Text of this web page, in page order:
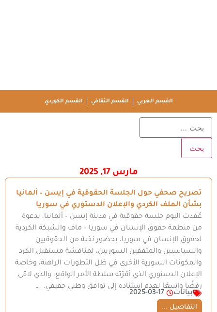
القسم العربي القسم الثقافي القسم الكوردي
مارس 17, 2025
تصريح صحفي حول الجلسة الحقوقية في إيسن – ألمانيا
بشأن الملف الكردي والإعلان الدستوري في سوريا
عُقدت اليوم جلسة حقوقية في مدينة إيسن – ألمانيا، بدعوة
من منظمة حقوق الإنسان في سوريا – ماف والشبكة الكردية
لحقوق الإنسان في سوريا، بحضور نخبة من الحقوقيين
والسياسيين والمثقفين السوريين، لمناقشة مستقبل الكرد
والمكونات السورية الأخرى في ظل التطورات الراهنة، وخاصة
الإعلان الدستوري الذي أقرّته سلطة الأمر الواقع، والذي لاقى
رفضًا واسعًا لعدم استناده إلى توافق وطني حقيقي. …
بيانات
2025-03-17
التفاصيل ...